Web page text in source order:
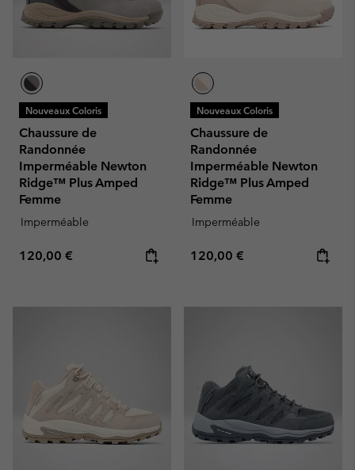
Nouveaux Coloris
Chaussure de
Randonnée
Imperméable Newton
Ridge™ Plus Amped
Femme
Imperméable
Regular price:
120,00 €
Nouveaux Coloris
Chaussure de
Randonnée
Imperméable Newton
Ridge™ Plus Amped
Femme
Imperméable
Regular price:
120,00 €